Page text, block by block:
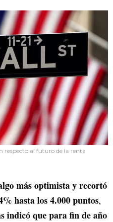
respecto al futuro de la renta
más optimista y recortó
hasta los 4.000 puntos,
indicó que para fin de año